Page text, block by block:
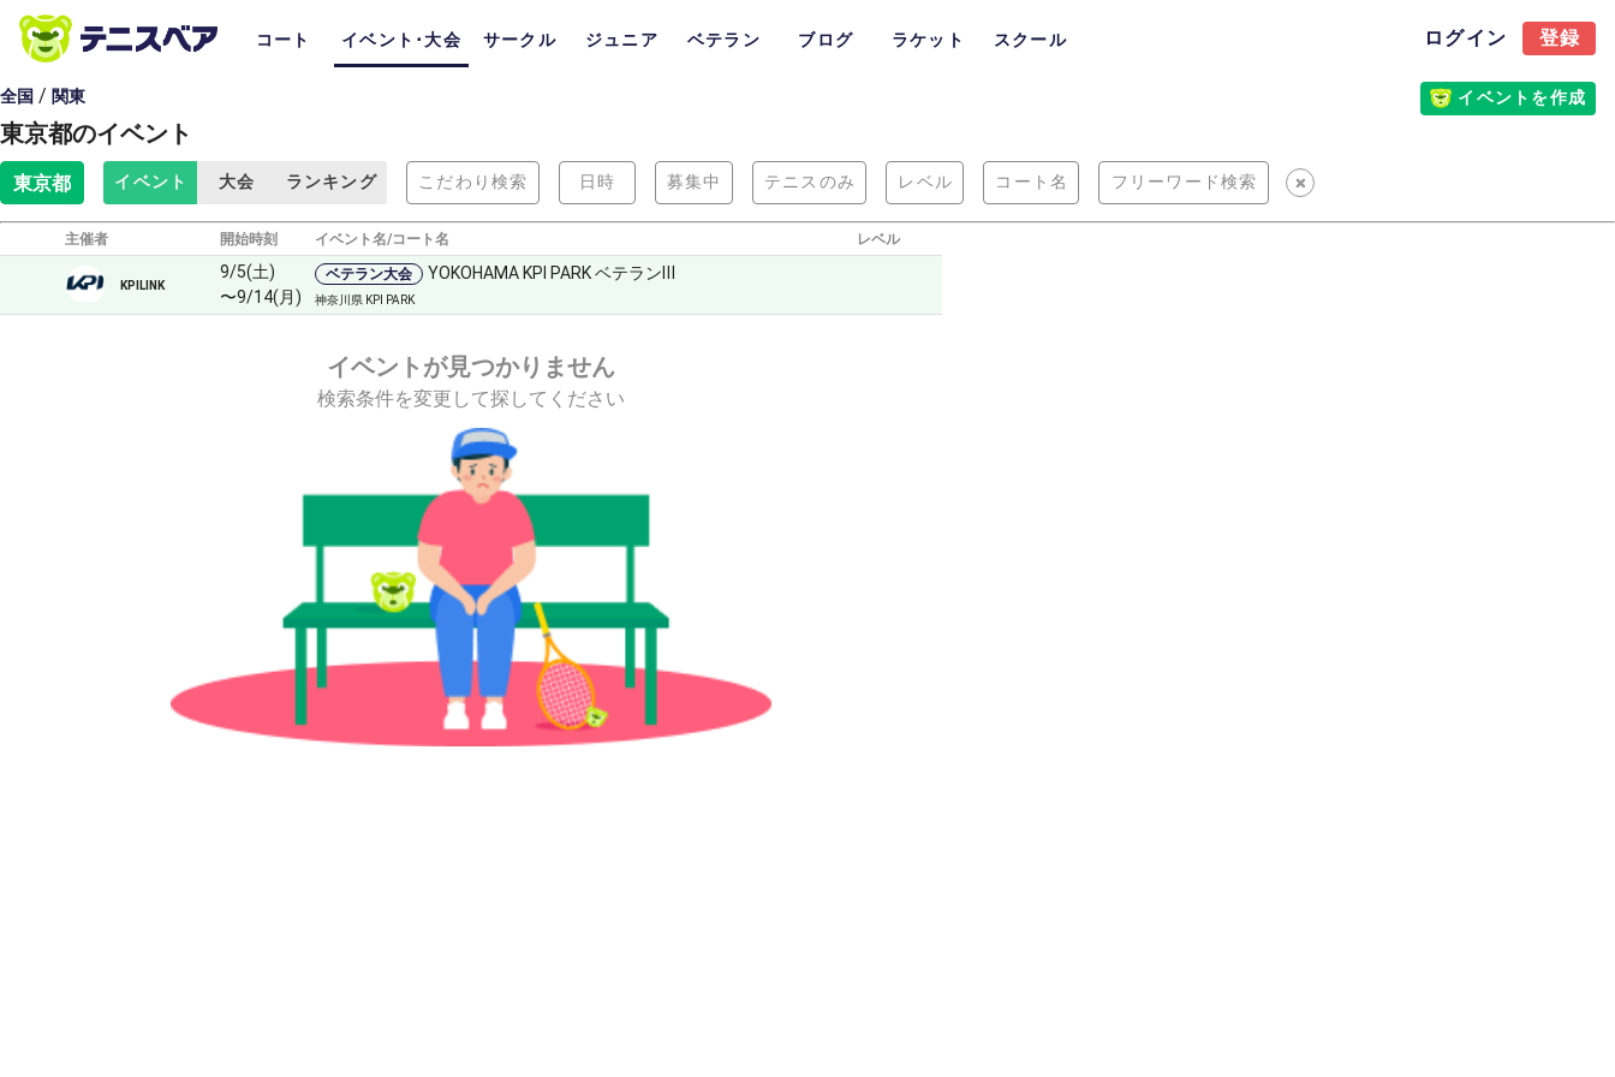
コート イベント･大会 サークル ジュニア ベテラン ブログ ラケット スクール ログイン 登録
全国 / 関東 イベントを作成
東京都のイベント
東京都 イベント 大会 ランキング こだわり検索 日時 募集中 テニスのみ レベル コート名 フリーワード検索
主催者 開始時刻 イベント名/コート名 レベル
KPILINK
9/5(土)
〜9/14(月)
ベテラン大会 YOKOHAMA KPI PARK ベテランⅢ
神奈川県 KPI PARK
イベントが見つかりません
検索条件を変更して探してください